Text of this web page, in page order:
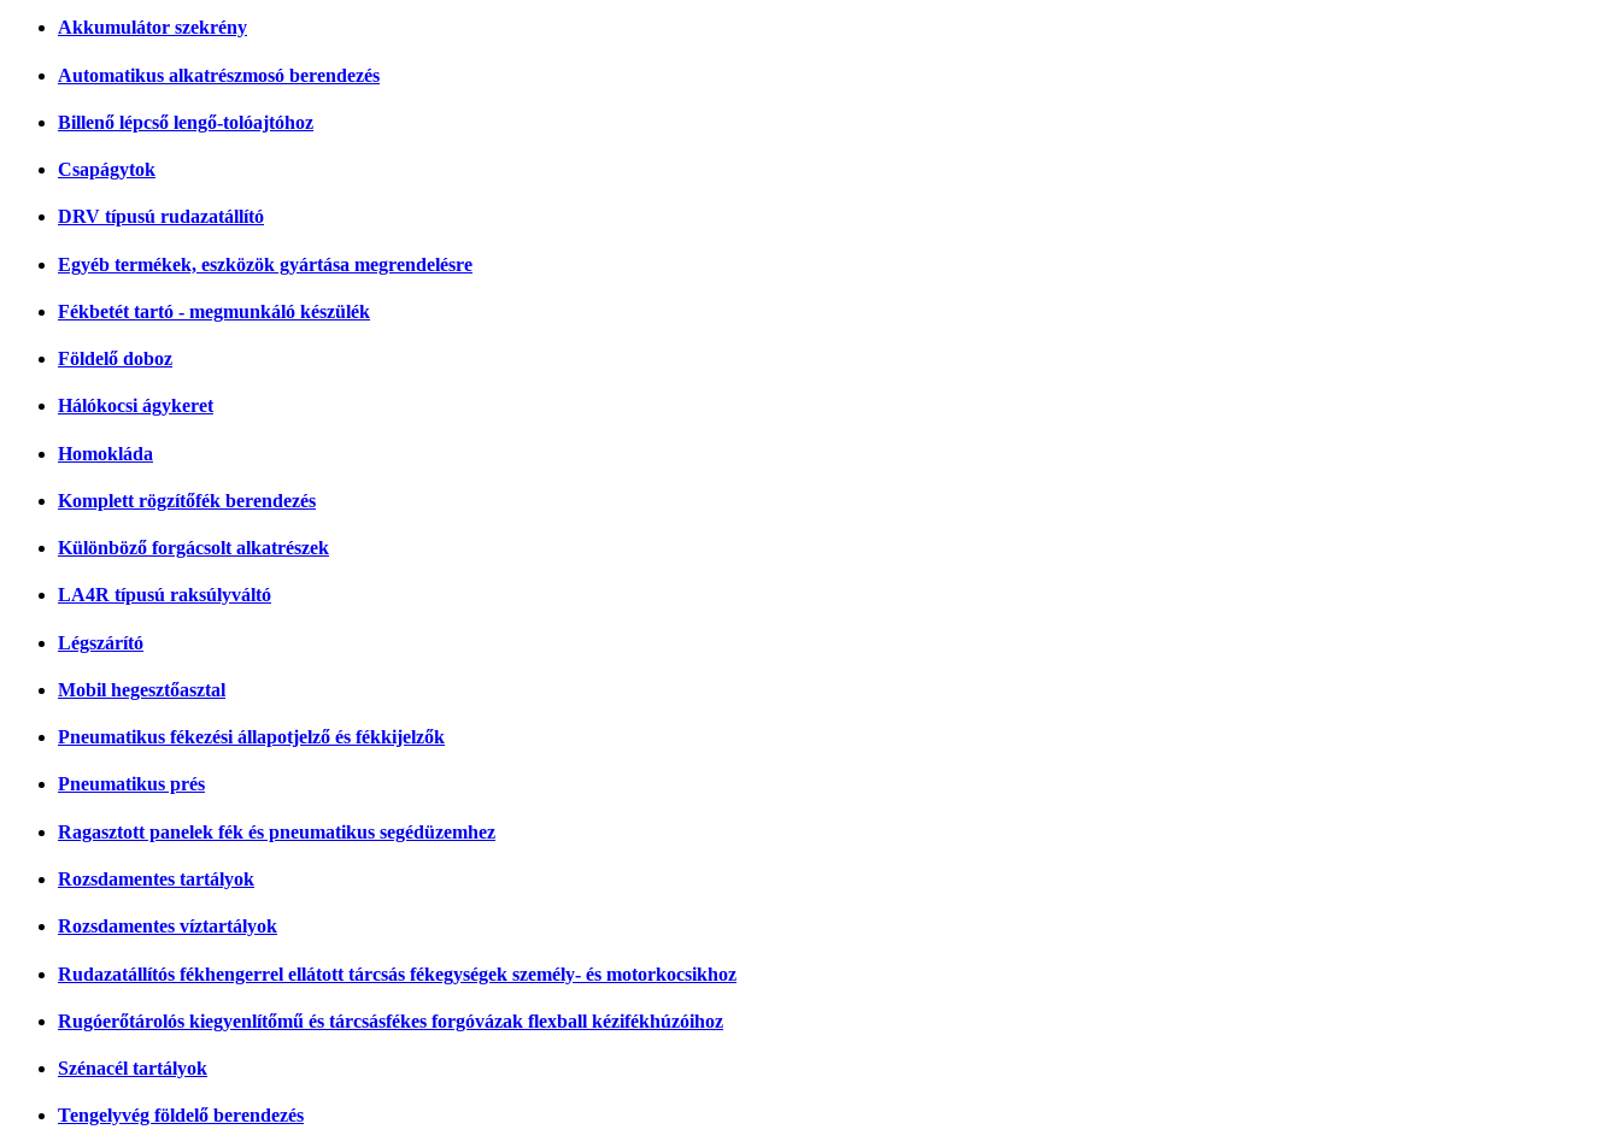
Akkumulátor szekrény
Automatikus alkatrészmosó berendezés
Billenő lépcső lengő-tolóajtóhoz
Csapágytok
DRV típusú rudazatállító
Egyéb termékek, eszközök gyártása megrendelésre
Fékbetét tartó - megmunkáló készülék
Földelő doboz
Hálókocsi ágykeret
Homokláda
Komplett rögzítőfék berendezés
Különböző forgácsolt alkatrészek
LA4R típusú raksúlyváltó
Légszárító
Mobil hegesztőasztal
Pneumatikus fékezési állapotjelző és fékkijelzők
Pneumatikus prés
Ragasztott panelek fék és pneumatikus segédüzemhez
Rozsdamentes tartályok
Rozsdamentes víztartályok
Rudazatállítós fékhengerrel ellátott tárcsás fékegységek személy- és motorkocsikhoz
Rugóerőtárolós kiegyenlítőmű és tárcsásfékes forgóvázak flexball kézifékhúzóihoz
Szénacél tartályok
Tengelyvég földelő berendezés